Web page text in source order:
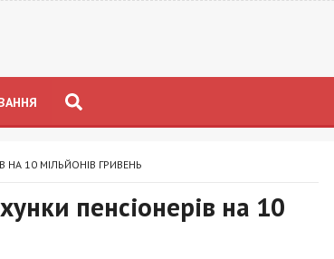
НА 10 МІЛЬЙОНІВ ГРИВЕНЬ
пенсіонерів на 10